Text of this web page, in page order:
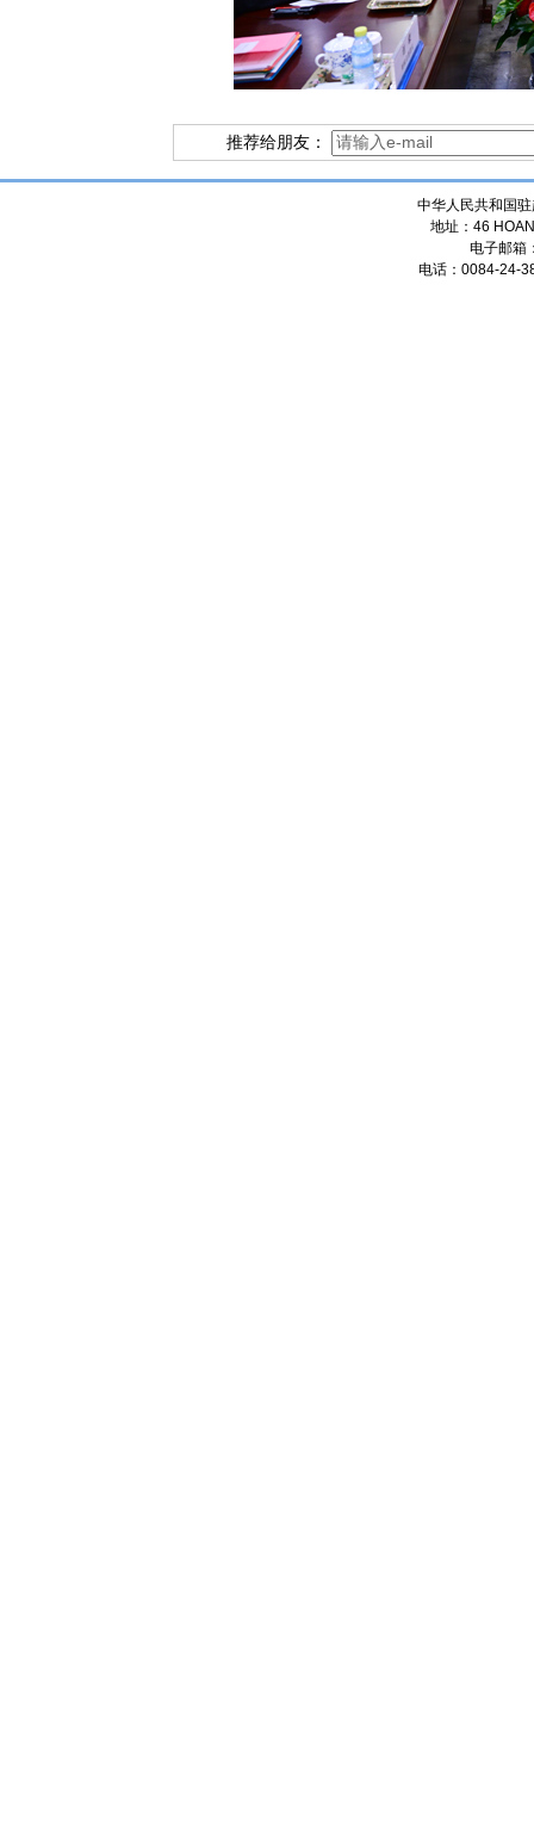
推荐给朋友：
中华人民共和国
地址：46
电子邮箱
电话：0084-24-